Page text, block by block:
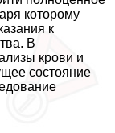
которому
к
В
крови и
состояние